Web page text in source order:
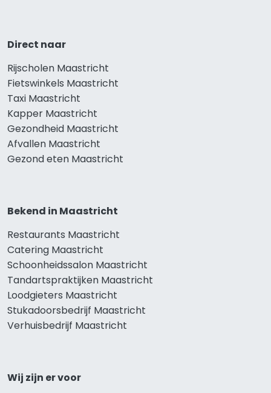
Direct naar
Rijscholen Maastricht
Fietswinkels Maastricht
Taxi Maastricht
Kapper Maastricht
Gezondheid Maastricht
Afvallen Maastricht
Gezond eten Maastricht
Bekend in Maastricht
Restaurants Maastricht
Catering Maastricht
Schoonheidssalon Maastricht
Tandartspraktijken Maastricht
Loodgieters Maastricht
Stukadoorsbedrijf Maastricht
Verhuisbedrijf Maastricht
Wij zijn er voor